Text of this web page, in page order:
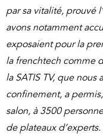
par sa vitalité, prouvé
avons notamment
exposaient pour la
la frenchtech comme
la SATIS TV, que
confinement, a
salon, à 3500
de plateaux d’experts.